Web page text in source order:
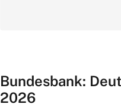
Bundesbank:
2026